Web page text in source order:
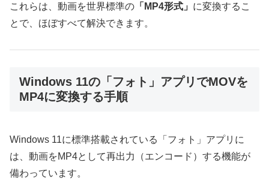
これらは、動画を世界標準の 「MP4形式」 に変換するこ
とで、ほぼすべて解決できます。
Windows 11の「フォト」アプリでMOVを
MP4に変換する手順
Windows 11に標準搭載されている「フォト」アプリに
は、動画をMP4として再出力（エンコード）する機能が
備わっています。